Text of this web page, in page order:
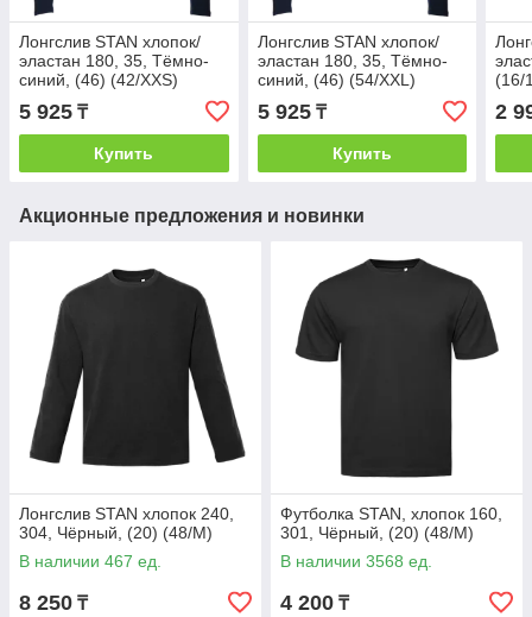
Лонгслив STAN хлопок/
эластан 180, 35, Тёмно-
синий, (46) (42/XXS)
5 925 ₸
Купить
Лонгслив STAN хлопок/
эластан 180, 35, Тёмно-
синий, (46) (54/XXL)
5 925₸
Купить
(16/
2
Акционные предложения и новинки
Лонгслив STAN хлопок 240,
304, Чёрный, (20) (48/M)
В наличии 467 ед.
8 250 ₸
Футболка STAN, хлопок 160,
301, Чёрный, (20) (48/M)
В наличии 3568 ед.
4 200 ₸